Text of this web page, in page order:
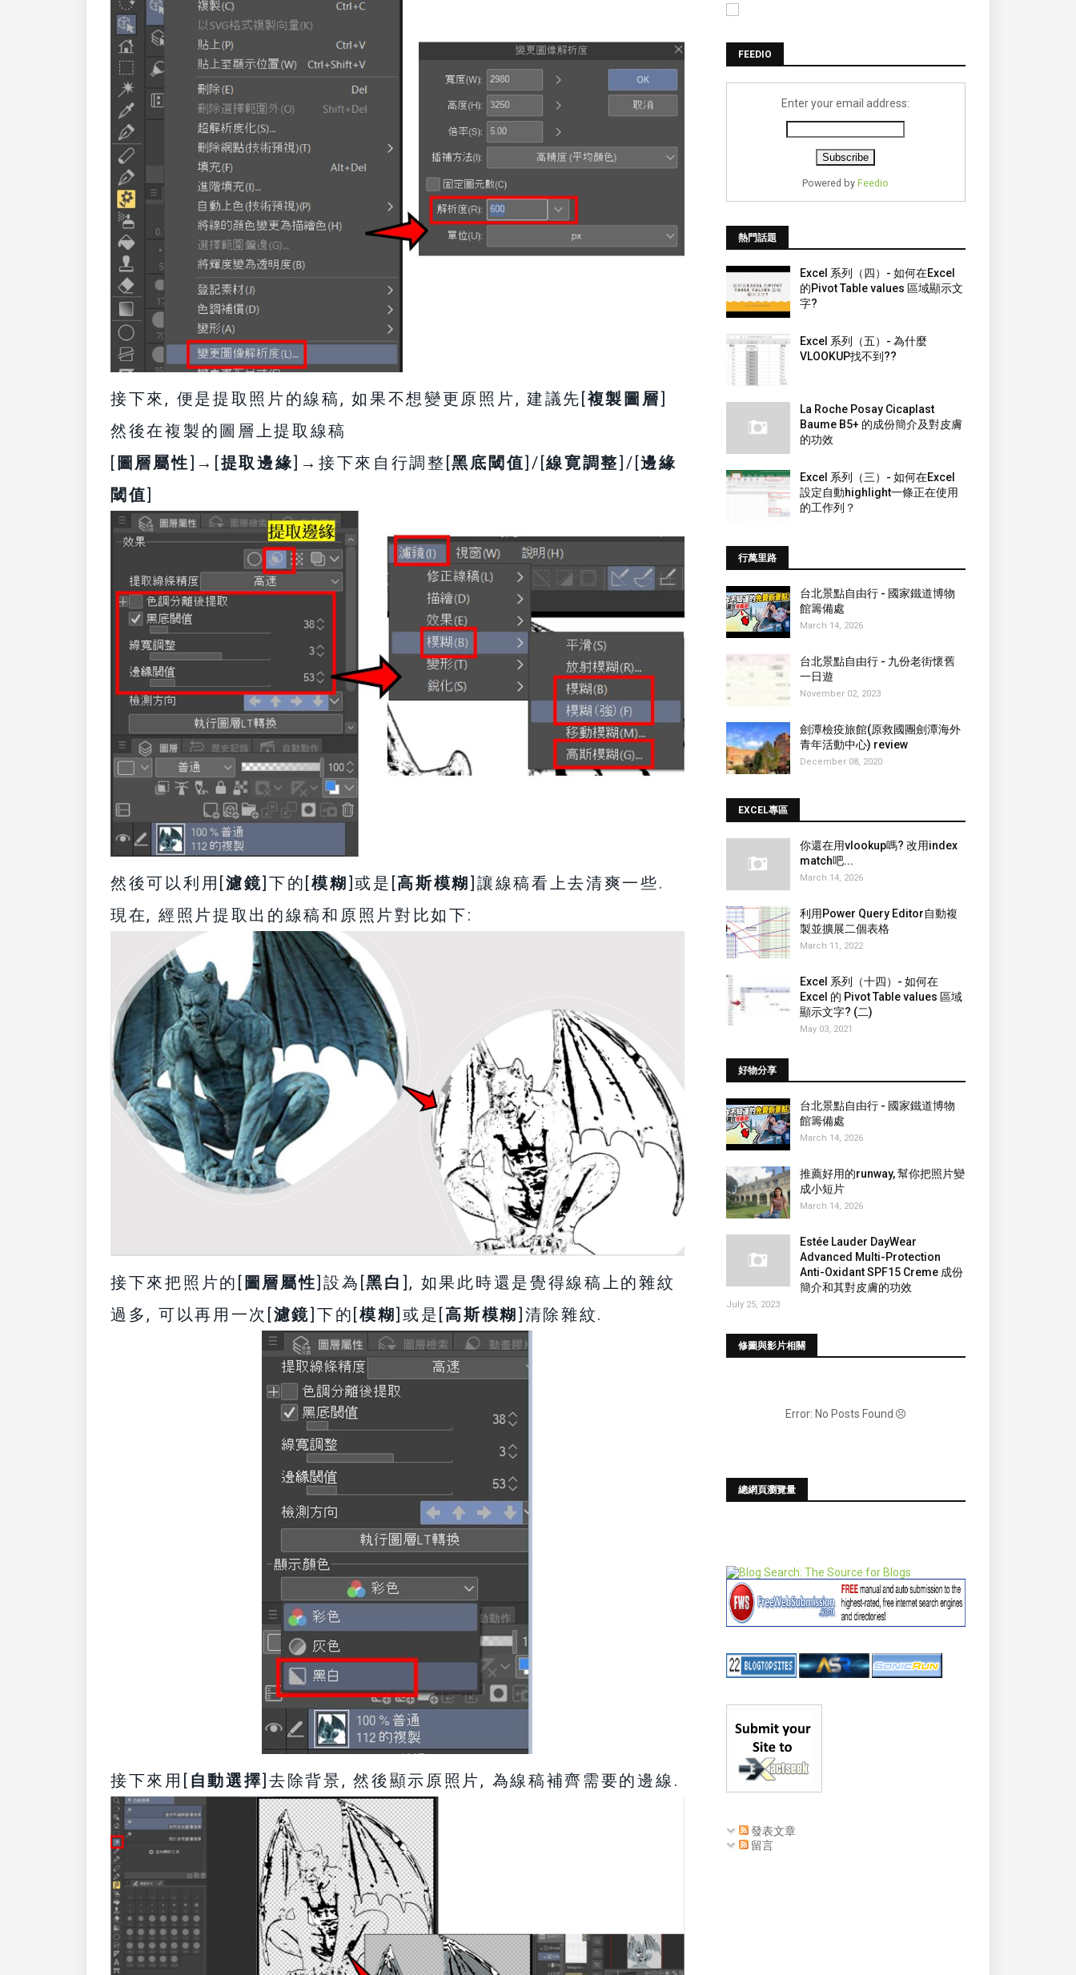
接下來, 便是提取照片的線稿, 如果不想變更原照片, 建議先[複製圖層]
然後在複製的圖層上提取線稿
[ 圖層屬性]→[提取邊緣]→接下來自行調整[黑底閾值]/[線寛調整]/[邊緣
閾值]
然後可以利用[濾鏡]下的[模糊]或是[高斯模糊]讓線稿看上去清爽一些.
現在, 經照片提取出的線稿和原照片對比如下:
接下來把照片的[ 圖層屬性]設為[黑白 ], 如果此時還是覺得線稿上的雜紋
過多, 可以再用一次[濾鏡]下的[模糊]或是[高斯模糊]清除雜紋.
接下來用[ 自動選擇]去除背景, 然後顯示原照片, 為線稿補齊需要的邊線.
FEEDIO
Enter your email address:
Powered byFeedio
熱門話題
Excel 系列（四）- 如何在Excel
的Pivot Table values 區域顯示文
字?
Excel 系列（五）- 為什麼
VLOOKUP找不到??
La Roche Posay Cicaplast
Baume B5+ 的成份簡介及對皮膚
的功效
Excel 系列（三）- 如何在Excel
設定自動highlight一條正在使用
的工作列？
行萬里路
台北景點自由行 - 國家鐵道博物
館籌備處
March 14, 2026
台北景點自由行 - 九份老街懷舊
一日遊
November 02, 2023
劍潭檢疫旅館(原救國團劍潭海外
青年活動中心) review
December 08, 2020
EXCEL專區
你還在用vlookup嗎? 改用index
match吧...
March 14, 2026
利用Power Query Editor自動複
製並擴展二個表格
March 11, 2022
Excel 系列（十四）- 如何在
Excel 的 Pivot Table values 區域
顯示文字? (二)
May 03, 2021
好物分享
台北景點自由行 - 國家鐵道博物
館籌備處
March 14, 2026
推薦好用的runway, 幫你把照片變
成小短片
March 14, 2026
Estée Lauder DayWear
Advanced Multi-Protection
Anti-Oxidant SPF15 Creme 成份
簡介和其對皮膚的功效
July 25, 2023
修圖與影片相關
Error: No Posts Found
總網頁瀏覽量
發表文章
留言